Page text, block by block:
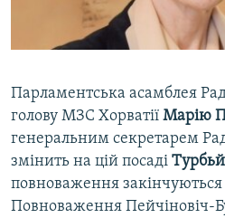
ВІДЕОУРОКИ «ELIFBE»
СВІДЧЕННЯ ОКУПАЦІЇ
ІНФОГРАФІКА
Qırımtatar
ДОЛУЧАЙСЯ!
Усі сайти RFE/RL
Парламентська асамблея
голову МЗС Хорватії Марію
генеральним секретарем
змінить на цій посаді
повноваження закінчуються
Повноваження Пейчіновіч-